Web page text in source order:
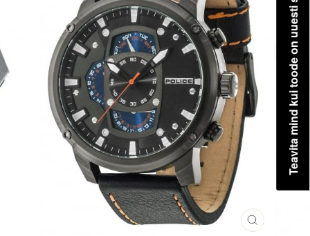
SULGE
Teavita mind kui toode on uuesti saadaval